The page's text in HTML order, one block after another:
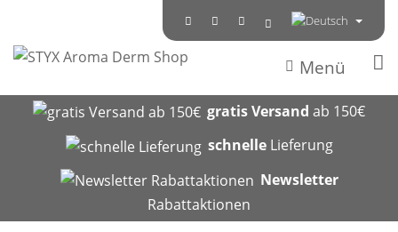
Menü
gratis Versand ab 150€
schnelleLieferung
Newsletter
Rabattaktionen